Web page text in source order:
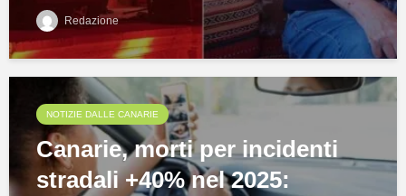
Redazione
NOTIZIE DALLE CANARIE
Canarie, morti per incidenti
stradali +40% nel 2025: